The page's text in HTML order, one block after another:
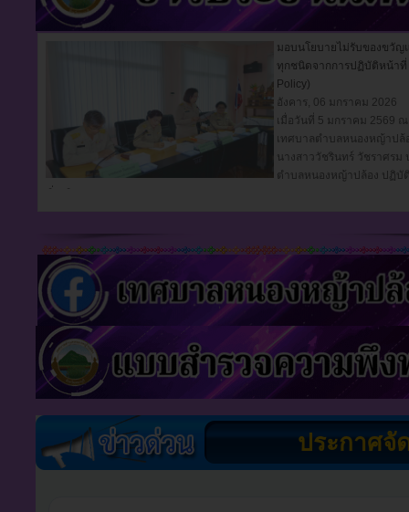
แบบเปิดเผยข้อมูลการใช้จ่ายเงินสะสมขององค์กรปกครองส่วนท้องถิ่น ประจำปี
แบบเปิดเผยข้อมูลการใช้จ่ายเงินสะสมขององค์กรปกครองส่วนท้องถิ่น ประจำปี
ประกาศจั